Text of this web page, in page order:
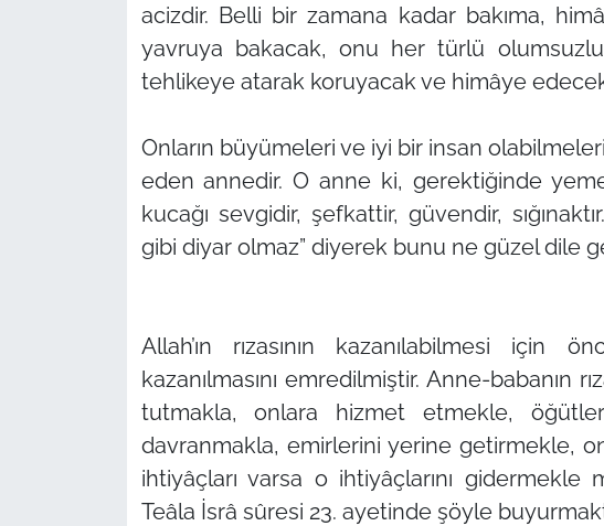
acizdir. Belli bir zamana kadar bakıma,
yavruya bakacak, onu her türlü
tehlikeye atarak koruyacak ve himâye
Onların büyümeleri ve iyi bir insan
eden annedir. O anne ki, gerektiğinde
kucağı sevgidir, şefkattir, güvendir,
gibi diyar olmaz” diyerek bunu ne güzel dile
Allah’ın rızasının kazanılabilmesi için
kazanılmasını emredilmiştir. Anne-babanın
tutmakla, onlara hizmet etmekle,
davranmakla, emirlerini yerine getirmekle,
ihtiyâçları varsa o ihtiyâçlarını
Teâla İsrâ sûresi 23. ayetinde şöyle